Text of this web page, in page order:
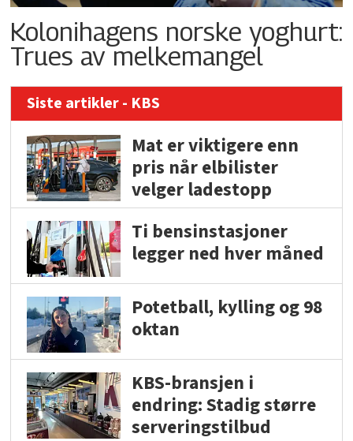
Kolonihagens norske yoghurt:
Trues av melkemangel
Siste artikler - KBS
Mat er viktigere enn
pris når elbilister
velger ladestopp
Ti bensinstasjoner
legger ned hver måned
Potetball, kylling og 98
oktan
KBS-bransjen i
endring: Stadig større
serveringstilbud